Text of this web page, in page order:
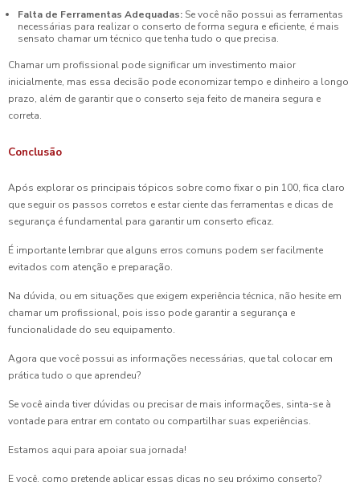
Falta de Ferramentas Adequadas: Se você não possui as ferramentas
necessárias para realizar o conserto de forma segura e eficiente, é mais
sensato chamar um técnico que tenha tudo o que precisa.
Chamar um profissional pode significar um investimento maior
inicialmente, mas essa decisão pode economizar tempo e dinheiro a longo
prazo, além de garantir que o conserto seja feito de maneira segura e
correta.
Conclusão
Após explorar os principais tópicos sobre como fixar o pin 100, fica claro
que seguir os passos corretos e estar ciente das ferramentas e dicas de
segurança é fundamental para garantir um conserto eficaz.
É importante lembrar que alguns erros comuns podem ser facilmente
evitados com atenção e preparação.
Na dúvida, ou em situações que exigem experiência técnica, não hesite em
chamar um profissional, pois isso pode garantir a segurança e
funcionalidade do seu equipamento.
Agora que você possui as informações necessárias, que tal colocar em
prática tudo o que aprendeu?
Se você ainda tiver dúvidas ou precisar de mais informações, sinta-se à
vontade para entrar em contato ou compartilhar suas experiências.
Estamos aqui para apoiar sua jornada!
E você, como pretende aplicar essas dicas no seu próximo conserto?